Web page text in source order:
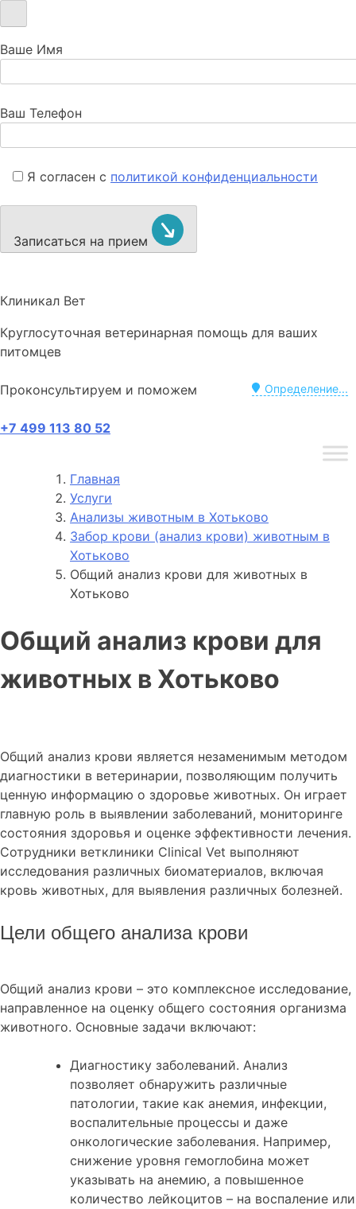
Ваше Имя
Ваш Телефон
Я согласен с политикой конфиденциальности
Записаться на прием
Клиникал Вет
Круглосуточная ветеринарная помощь для ваших
питомцев
Определение...
Проконсультируем и поможем
+7 499 113 80 52
Главная
Услуги
Анализы животным в Хотьково
Забор крови (анализ крови) животным в
Хотьково
Общий анализ крови для животных в
Хотьково
Общий анализ крови для
животных в Хотьково
Общий анализ крови является незаменимым методом
диагностики в ветеринарии, позволяющим получить
ценную информацию о здоровье животных. Он играет
главную роль в выявлении заболеваний, мониторинге
состояния здоровья и оценке эффективности лечения.
Сотрудники ветклиники Clinical Vet выполняют
исследования различных биоматериалов, включая
кровь животных, для выявления различных болезней.
Цели общего анализа крови
Общий анализ крови – это комплексное исследование,
направленное на оценку общего состояния организма
животного. Основные задачи включают:
Диагностику заболеваний. Анализ
позволяет обнаружить различные
патологии, такие как анемия, инфекции,
воспалительные процессы и даже
онкологические заболевания. Например,
снижение уровня гемоглобина может
указывать на анемию, а повышенное
количество лейкоцитов – на воспаление или